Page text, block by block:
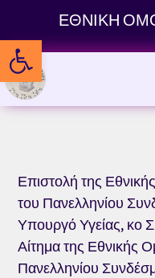
content
Ανοίξτε τη γραμμή εργαλείων
ΕΘΝΙΚΗ
Επιστολή της
του Πανελληνίου
Υπουργό Υγείας, κο
Αίτημα της Εθνικής
Πανελληνίου